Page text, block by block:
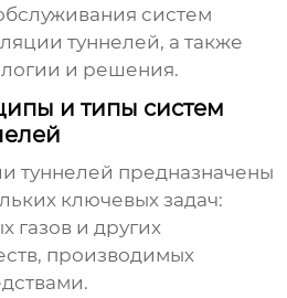
систем
туннелей, а также
и решения.
и типы систем
туннелей предназначены
ключевых задач:
газов и других
производимых